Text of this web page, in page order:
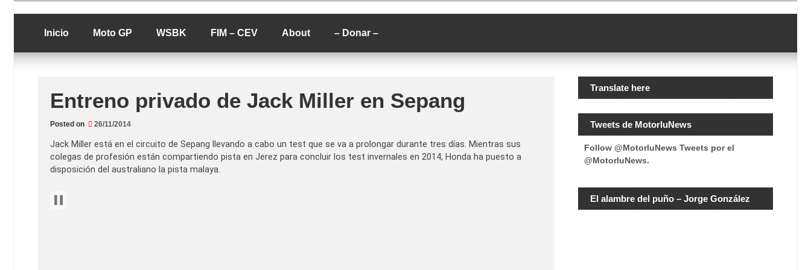
to
contentLucio Lopez GP
luciolopezgp
Inicio Moto GP WSBK FIM – CEV About – Donar –
Entreno privado de Jack Miller en Sepang
Posted on 26/11/2014
Jack Miller está en el circuito de Sepang llevando a cabo un test que se va a prolongar durante tres días. Mientras sus
colegas de profesión están compartiendo pista en Jerez para concluir los test invernales en 2014, Honda ha puesto a
disposición del australiano la pista malaya.
Translate here
Tweets de MotorluNews
Follow @MotorluNews Tweets por el
@MotorluNews.
El alambre del puño – Jorge González